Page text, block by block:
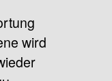
wird